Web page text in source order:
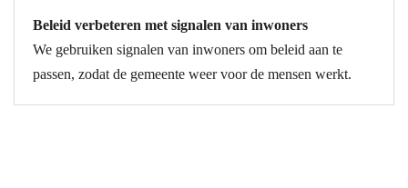
Beleid verbeteren met signalen van inwoners
We gebruiken signalen van inwoners om beleid aan te
passen, zodat de gemeente weer voor de mensen werkt.